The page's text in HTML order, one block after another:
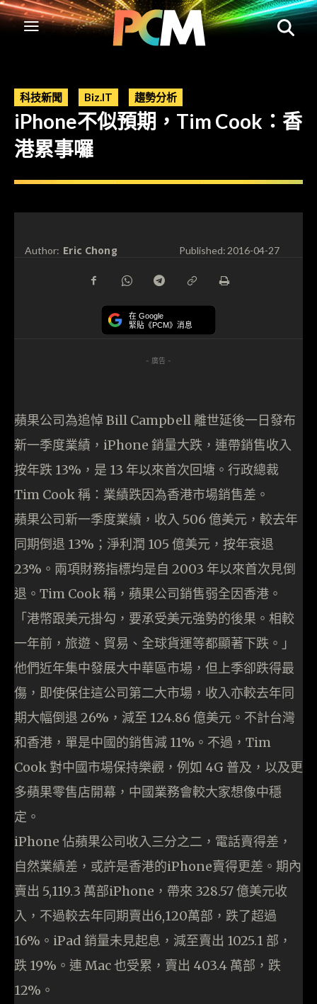
科技新聞 Biz.IT 趨勢分析
iPhone不似預期，Tim Cook：香
港累事囉
Author: Eric Chong Published:2016-04-27
在 Google
緊貼《PCM》消息
- 廣告 -
蘋果公司為追悼 Bill Campbell 離世延後一日發布
新一季度業績，iPhone 銷量大跌，連帶銷售收入
按年跌 13%，是 13 年以來首次回塘。行政總裁
Tim Cook 稱：業績跌因為香港市場銷售差。
蘋果公司新一季度業績，收入 506 億美元，較去年
同期倒退 13%；淨利潤 105 億美元，按年衰退
23%。兩項財務指標均是自 2003 年以來首次見倒
退。Tim Cook 稱，蘋果公司銷售弱全因香港。
「港幣跟美元掛勾，要承受美元強勢的後果。相較
一年前，旅遊、貿易、全球貨運等都顯著下跌。」
他們近年集中發展大中華區市場，但上季卻跌得最
傷，即使保住這公司第二大市場，收入亦較去年同
期大幅倒退 26%，減至 124.86 億美元。不計台灣
和香港，單是中國的銷售減 11%。不過，Tim
Cook 對中國市場保持樂觀，例如 4G 普及，以及更
多蘋果零售店開幕，中國業務會較大家想像中穩
定。
iPhone 佔蘋果公司收入三分之二，電話賣得差，
自然業績差，或許是香港的iPhone賣得更差。期內
賣出 5,119.3 萬部iPhone，帶來 328.57 億美元收
入，不過較去年同期賣出6,120萬部，跌了超過
16%。iPad 銷量未見起息，減至賣出 1025.1 部，
跌 19%。連 Mac 也受累，賣出 403.4 萬部，跌
12%。